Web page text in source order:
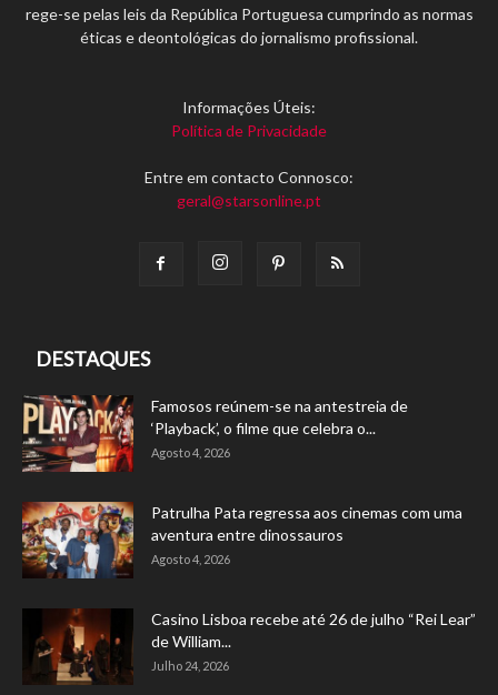
rege-se pelas leis da República Portuguesa cumprindo as normas
éticas e deontológicas do jornalismo profissional.
Informações Úteis:
Política de Privacidade
Entre em contacto Connosco:
geral@starsonline.pt
DESTAQUES
Famosos reúnem-se na antestreia de
‘Playback’, o filme que celebra o...
Agosto 4, 2026
Patrulha Pata regressa aos cinemas com uma
aventura entre dinossauros
Agosto 4, 2026
Casino Lisboa recebe até 26 de julho “Rei Lear”
de William...
Julho 24, 2026